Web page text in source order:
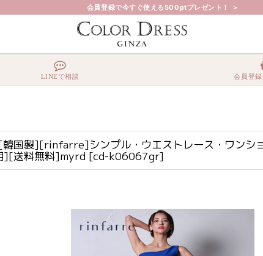
会員登録で今すぐ使える500ptプレゼント！ ＞
LINEで相談 会員登
・ウエストレース・ワンショルダー・マーメイドライン・オフショルダ
国製][rinfarre]シンプル・ウエストレース・ワンシ
][送料無料]myrd [cd-k06067gr]